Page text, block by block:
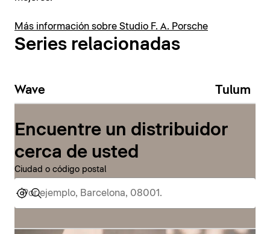
Más información sobre Studio F. A. Porsche
Series relacionadas
Wave Tulum
Encuentre un distribuidor
cerca de usted
Ciudad o código postal